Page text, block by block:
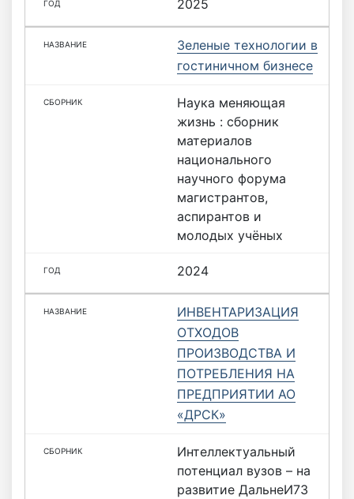
2025
Зеленые технологии в
гостиничном бизнесе
Наука меняющая
жизнь : сборник
материалов
национального
научного форума
магистрантов,
аспирантов и
молодых учёных
2024
ИНВЕНТАРИЗАЦИЯ
ОТХОДОВ
ПРОИЗВОДСТВА И
ПОТРЕБЛЕНИЯ НА
ПРЕДПРИЯТИИ АО
«ДРСК»
Интеллектуальный
потенциал вузов – на
развитие ДальнеИ73